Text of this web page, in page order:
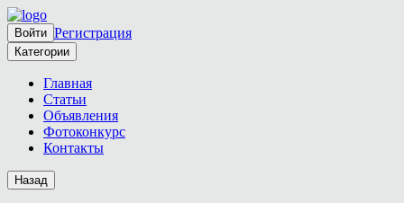
Войти Регистрация
Категории
Главная
Статьи
Объявления
Фотоконкурс
Контакты
Назад